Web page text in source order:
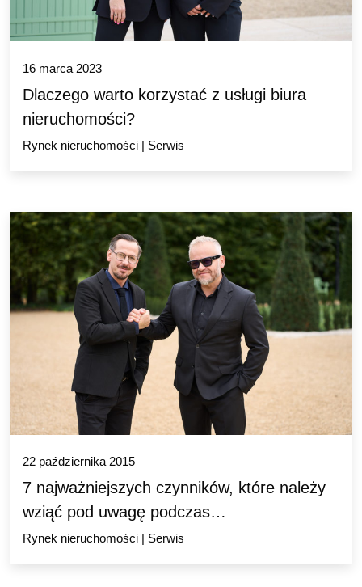
16 marca 2023
Dlaczego warto korzystać z usługi biura
nieruchomości?
Rynek nieruchomości| Serwis
22 października 2015
7 najważniejszych czynników, które należy
wziąć pod uwagę podczas…
Rynek nieruchomości| Serwis